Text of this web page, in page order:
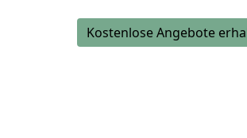
Kostenlose Angebote